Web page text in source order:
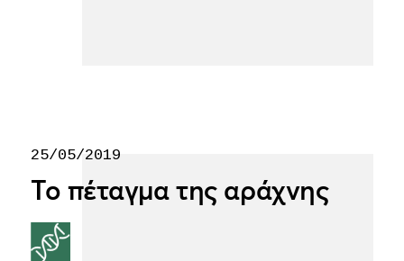
25/05/2019
Το πέταγμα της αράχνης